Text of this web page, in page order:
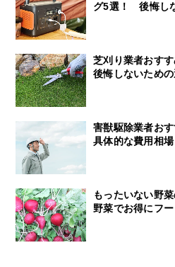
グ5選！ 後悔し
芝刈り業者おす
後悔しないため
害獣駆除業者お
具体的な費用相
もったいない野
野菜でお得にフ